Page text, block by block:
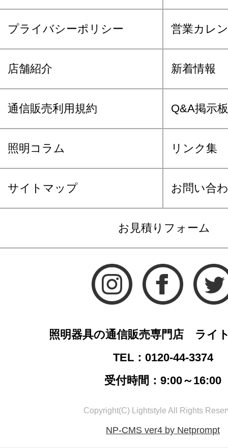
プライバシーポリシー 営業カレ
店舗紹介 新着情報
通信販売利用規約 Q&A掲示板
照明コラム リンク集
サイトマップ お問い合
お見積りフォーム
照明器具の通信販売専門店 ライ
TEL：0120-44-3374
受付時間：9:00～16:00
Copyright(C) Lightstyle All Rights
NP-CMS ver4 by Netprompt